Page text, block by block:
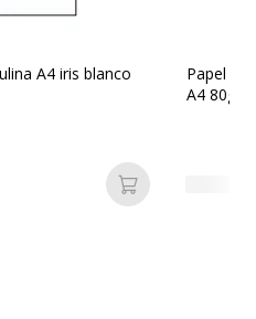
A4 iris blanco
Añadir a la
Papel
A4 80gr